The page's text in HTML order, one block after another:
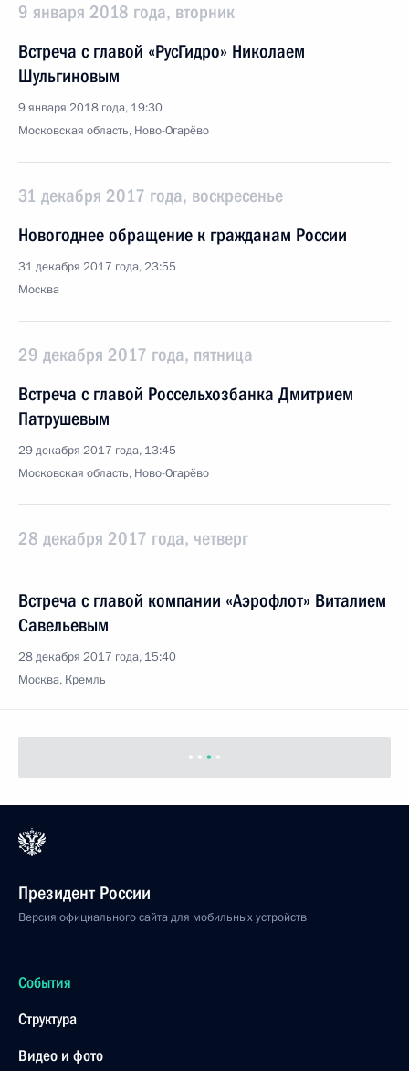
9 января 2018 года, вторник
Встреча с главой «РусГидро» Николаем
Шульгиновым
9 января 2018 года, 19:30
Московская область, Ново-Огарёво
31 декабря 2017 года, воскресенье
Новогоднее обращение к гражданам России
31 декабря 2017 года, 23:55
Москва
29 декабря 2017 года, пятница
Встреча с главой Россельхозбанка Дмитрием
Патрушевым
29 декабря 2017 года, 13:45
Московская область, Ново-Огарёво
28 декабря 2017 года, четверг
Встреча с главой компании «Аэрофлот» Виталием
Савельевым
28 декабря 2017 года, 15:40
Москва, Кремль
Президент России
Версия официального сайта для мобильных устройств
События
Структура
Видео и фото